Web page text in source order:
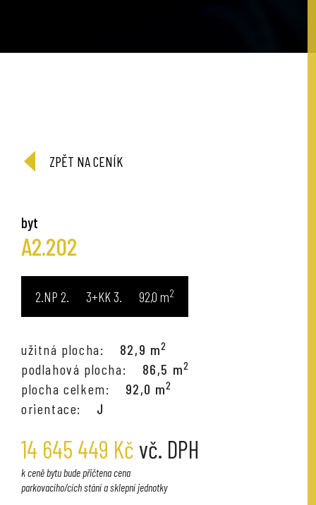
ZPĚT NA CENÍK
byt
A2.202
2.NP 3+KK 92,0 m2
užitná plocha: 82,9 m2
podlahová plocha: 86,5 m2
plocha celkem: 92,0 m2
orientace: J
14 645 449 Kč vč. DPH
k ceně bytu bude přičtena cena
parkovacího/cích stání a sklepní jednotky